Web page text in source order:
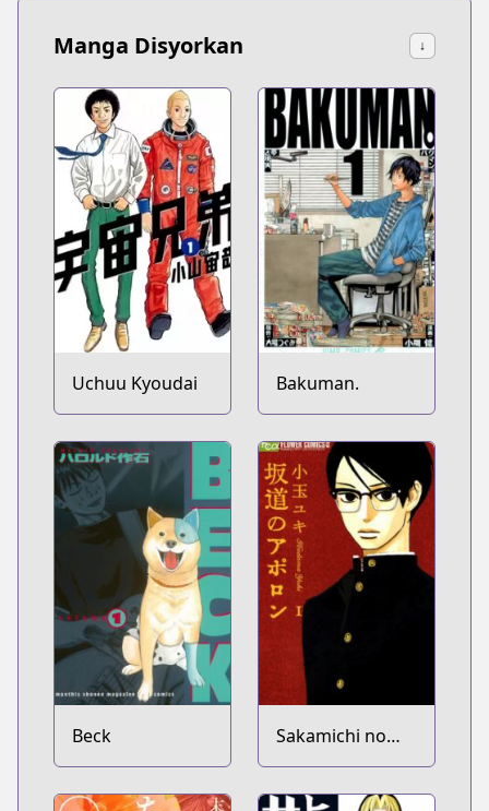
Manga Disyorkan ↓
Uchuu Kyoudai Bakuman.
Beck
Sakamichi no
Apollon